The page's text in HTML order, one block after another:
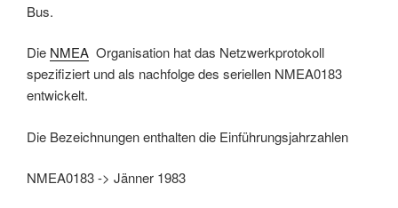
Bus.
Die NMEA Organisation hat das Netzwerkprotokoll
spezifiziert und als nachfolge des seriellen NMEA0183
entwickelt.
Die Bezeichnungen enthalten die Einführungsjahrzahlen
NMEA0183 -> Jänner 1983